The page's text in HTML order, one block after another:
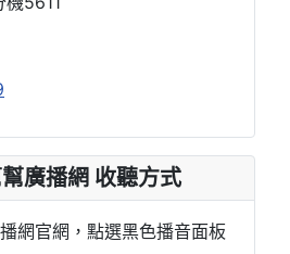
廣播網 收聽方式
網官網，點選黑色播音面板